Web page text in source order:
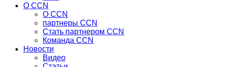
О CCN
О CCN
партнеры ССN
Стать партнером CCN
Команда ССN
Новости
Видео